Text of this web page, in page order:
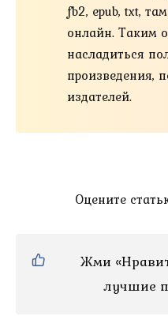
fb2, epub, txt,
онлайн. Таким
насладиться
произведения,
издателей.
Оцените
Жми
лучшие